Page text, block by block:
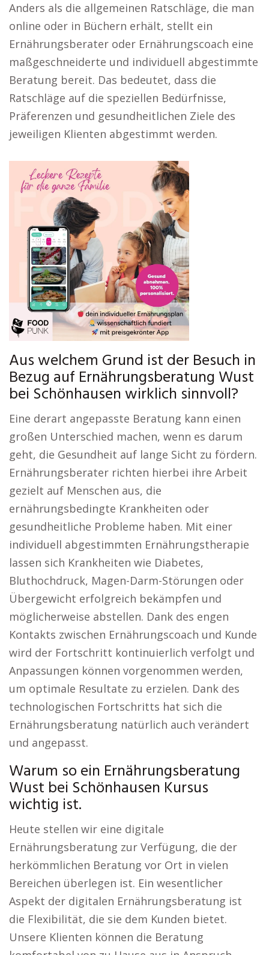
Anders als die allgemeinen Ratschläge, die man
online oder in Büchern erhält, stellt ein
Ernährungsberater oder Ernährungscoach eine
maßgeschneiderte und individuell abgestimmte
Beratung bereit. Das bedeutet, dass die
Ratschläge auf die speziellen Bedürfnisse,
Präferenzen und gesundheitlichen Ziele des
jeweiligen Klienten abgestimmt werden.
Aus welchem Grund ist der Besuch in
Bezug auf Ernährungsberatung Wust
bei Schönhausen wirklich sinnvoll?
Eine derart angepasste Beratung kann einen
großen Unterschied machen, wenn es darum
geht, die Gesundheit auf lange Sicht zu fördern.
Ernährungsberater richten hierbei ihre Arbeit
gezielt auf Menschen aus, die
ernährungsbedingte Krankheiten oder
gesundheitliche Probleme haben. Mit einer
individuell abgestimmten Ernährungstherapie
lassen sich Krankheiten wie Diabetes,
Bluthochdruck, Magen-Darm-Störungen oder
Übergewicht erfolgreich bekämpfen und
möglicherweise abstellen. Dank des engen
Kontakts zwischen Ernährungscoach und Kunde
wird der Fortschritt kontinuierlich verfolgt und
Anpassungen können vorgenommen werden,
um optimale Resultate zu erzielen. Dank des
technologischen Fortschritts hat sich die
Ernährungsberatung natürlich auch verändert
und angepasst.
Warum so ein Ernährungsberatung
Wust bei Schönhausen Kursus
wichtig ist.
Heute stellen wir eine digitale
Ernährungsberatung zur Verfügung, die der
herkömmlichen Beratung vor Ort in vielen
Bereichen überlegen ist. Ein wesentlicher
Aspekt der digitalen Ernährungsberatung ist
die Flexibilität, die sie dem Kunden bietet.
Unsere Klienten können die Beratung